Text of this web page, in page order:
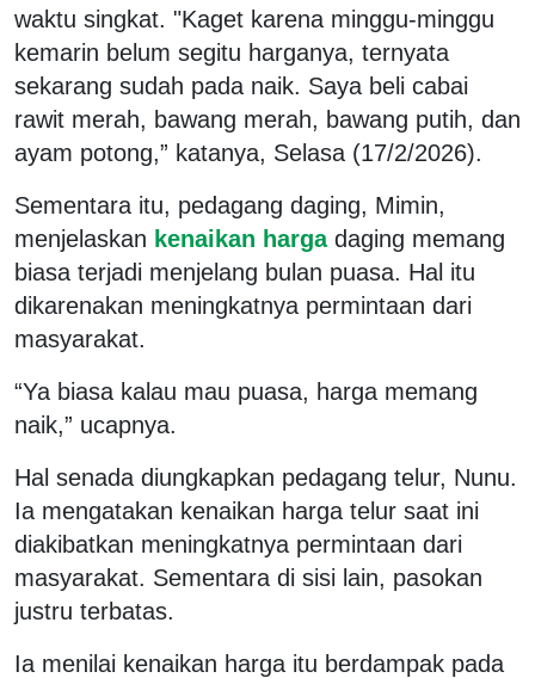
waktu singkat. "Kaget karena minggu-minggu
kemarin belum segitu harganya, ternyata
sekarang sudah pada naik. Saya beli cabai
rawit merah, bawang merah, bawang putih, dan
ayam potong,” katanya, Selasa (17/2/2026).
Sementara itu, pedagang daging, Mimin,
menjelaskan kenaikan harga daging memang
biasa terjadi menjelang bulan puasa. Hal itu
dikarenakan meningkatnya permintaan dari
masyarakat.
“Ya biasa kalau mau puasa, harga memang
naik,” ucapnya.
Hal senada diungkapkan pedagang telur, Nunu.
Ia mengatakan kenaikan harga telur saat ini
diakibatkan meningkatnya permintaan dari
masyarakat. Sementara di sisi lain, pasokan
justru terbatas.
Ia menilai kenaikan harga itu berdampak pada